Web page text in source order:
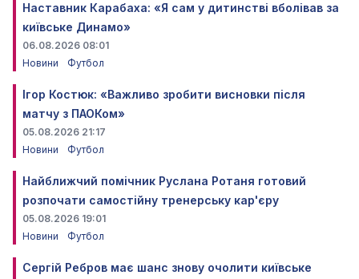
Наставник Карабаха: «Я сам у дитинстві вболівав за
київське Динамо»
06.08.2026 08:01
Новини
Футбол
Ігор Костюк: «Важливо зробити висновки після
матчу з ПАОКом»
05.08.2026 21:17
Новини
Футбол
Найближчий помічник Руслана Ротаня готовий
розпочати самостійну тренерську кар'єру
05.08.2026 19:01
Новини
Футбол
Сергій Ребров має шанс знову очолити київське